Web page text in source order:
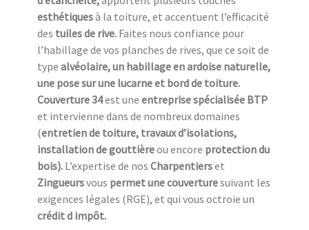
esthétiquesà la toiture, et accentuent l’efficacité
des tuiles de rive. Faites nous confiance pour
l’habillage de vos planches de rives, que ce soit de
type alvéolaire, un habillage en ardoise naturelle,
une pose sur une lucarne et bord de toiture.
Couverture 34est une entreprise spécialisée BTP
et intervienne dans de nombreux domaines
(entretien de toiture, travaux d’isolations,
installation de gouttièreou encore protection du
bois). L’expertise de nos Charpentierset
Zingueursvous permet une couverturesuivant les
exigences légales (RGE), et qui vous octroie un
crédit d impôt.